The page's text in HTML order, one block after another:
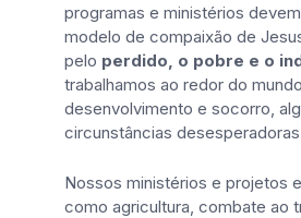
programas e ministérios
modelo de compaixão de
pelo perdido, o pobre e o
trabalhamos ao redor do
desenvolvimento e socorro,
circunstâncias
Nossos ministérios e projetos
como agricultura, combate ao